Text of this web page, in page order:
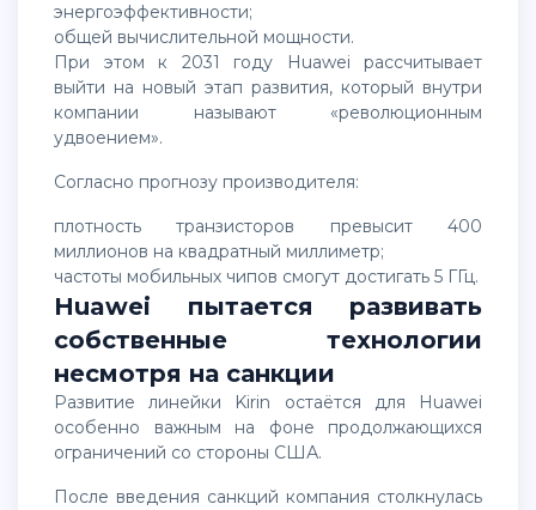
энергоэффективности;
общей вычислительной мощности.
При этом к 2031 году Huawei рассчитывает
выйти на новый этап развития, который внутри
компании называют «революционным
удвоением».
Согласно прогнозу производителя:
плотность транзисторов превысит 400
миллионов на квадратный миллиметр;
частоты мобильных чипов смогут достигать 5 ГГц.
Huawei пытается развивать
собственные технологии
несмотря на санкции
Развитие линейки Kirin остаётся для Huawei
особенно важным на фоне продолжающихся
ограничений со стороны США.
После введения санкций компания столкнулась